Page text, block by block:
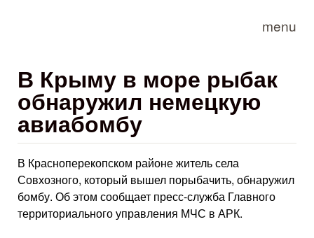
menu
В Крыму в море рыбак
обнаружил немецкую
авиабомбу
В Красноперекопском районе житель села
Совхозного, который вышел порыбачить, обнаружил
бомбу. Об этом сообщает пресс-служба Главного
территориального управления МЧС в АРК.